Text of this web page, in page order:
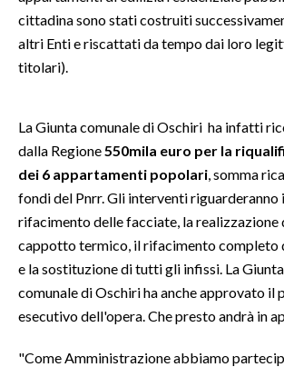
SARDI NEL MONDO
NOTIZIE
#CARAUNIONE
3 MINUTI CON
INSULARITÀ
ABBONATI
ANNUNCI
cittadina sono stati costruiti
altri Enti e riscattati da tempo dai loro
titolari).
La Giunta comunale di Oschiri ha infatti
dalla Regione 550mila euro per la
dei 6 appartamenti popolari , somma
fondi del Pnrr. Gli interventi riguarderanno
rifacimento delle facciate, la realizzazione
cappotto termico, il rifacimento completo
e la sostituzione di tutti gli infissi. La Giunta
comunale di Oschiri ha anche approvato il
esecutivo dell'opera. Che presto andrà in
"Come Amministrazione abbiamo